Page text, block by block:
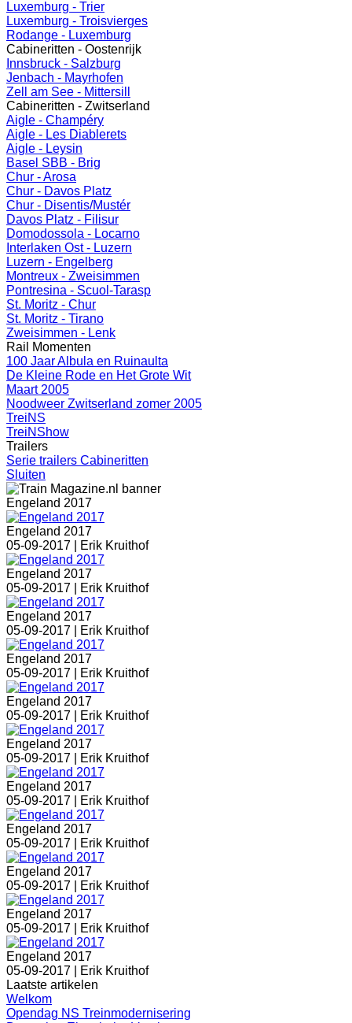
Luxemburg - Trier
Luxemburg - Troisvierges
Rodange - Luxemburg
Cabineritten - Oostenrijk
Innsbruck - Salzburg
Jenbach - Mayrhofen
Zell am See - Mittersill
Cabineritten - Zwitserland
Aigle - Champéry
Aigle - Les Diablerets
Aigle - Leysin
Basel SBB - Brig
Chur - Arosa
Chur - Davos Platz
Chur - Disentis/Mustér
Davos Platz - Filisur
Domodossola - Locarno
Interlaken Ost - Luzern
Luzern - Engelberg
Montreux - Zweisimmen
Pontresina - Scuol-Tarasp
St. Moritz - Chur
St. Moritz - Tirano
Zweisimmen - Lenk
Rail Momenten
100 Jaar Albula en Ruinaulta
De Kleine Rode en Het Grote Wit
Maart 2005
Noodweer Zwitserland zomer 2005
TreiNS
TreiNShow
Trailers
Serie trailers Cabineritten
Sluiten
Engeland 2017
Engeland 2017
05-09-2017 |
Erik Kruithof
Engeland 2017
05-09-2017 |
Erik Kruithof
Engeland 2017
05-09-2017 |
Erik Kruithof
Engeland 2017
05-09-2017 |
Erik Kruithof
Engeland 2017
05-09-2017 |
Erik Kruithof
Engeland 2017
05-09-2017 |
Erik Kruithof
Engeland 2017
05-09-2017 |
Erik Kruithof
Engeland 2017
05-09-2017 |
Erik Kruithof
Engeland 2017
05-09-2017 |
Erik Kruithof
Engeland 2017
05-09-2017 |
Erik Kruithof
Engeland 2017
05-09-2017 |
Erik Kruithof
Laatste artikelen
Welkom
Opendag NS Treinmodernisering